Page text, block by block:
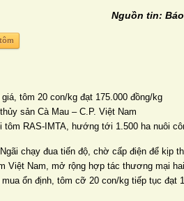
Nguồn tin:
tôm 20 con/kg đạt 175.000 đồng/kg
sản Cà Mau – C.P. Việt Nam
tôm RAS-IMTA, hướng tới 1.500 ha nuôi
chạy đua tiến độ, chờ cấp điện để kịp
Việt Nam, mở rộng hợp tác thương mại
ổn định, tôm cỡ 20 con/kg tiếp tục đạt